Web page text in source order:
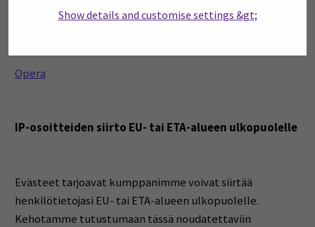
Show details and customise settings &gt;
Google Chrome
Opera
IP-osoitteiden siirto EU- tai ETA-alueen ulkopuolelle
Evästeet tarjoavat kumppanimme voivat siirtää
henkilötietojasi EU- tai ETA-alueen ulkopuolelle.
Kehotamme tutustumaan tässä noudatettaviin